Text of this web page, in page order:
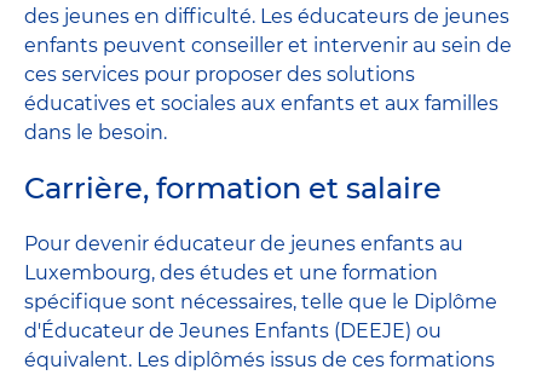
des jeunes en difficulté. Les éducateurs de jeunes
enfants peuvent conseiller et intervenir au sein de
ces services pour proposer des solutions
éducatives et sociales aux enfants et aux familles
dans le besoin.
Carrière, formation et salaire
Pour devenir éducateur de jeunes enfants au
Luxembourg, des études et une formation
spécifique sont nécessaires, telle que le Diplôme
d'Éducateur de Jeunes Enfants (DEEJE) ou
équivalent. Les diplômés issus de ces formations